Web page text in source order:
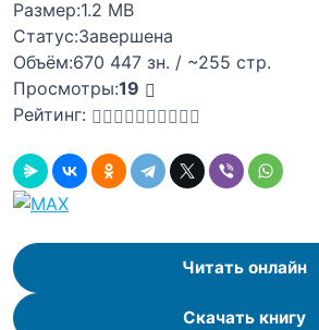
Размер:1.2 MB
Статус:Завершена
Объём:670 447 зн. / ~255 стр.
Просмотры:19
Рейтинг:
Читать онлайн
Скачать книгу